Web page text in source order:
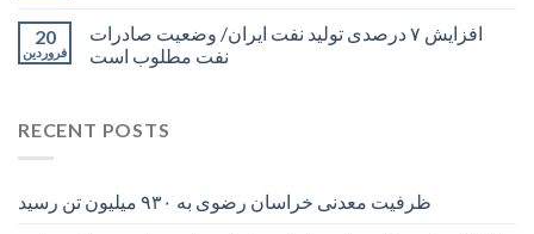
20
فروردین
افزایش ۷ درصدی تولید نفت ایران/ وضعیت صادرات
نفت مطلوب است
RECENT POSTS
ظرفیت معدنی خراسان رضوی به ۹۳۰ میلیون تن رسید